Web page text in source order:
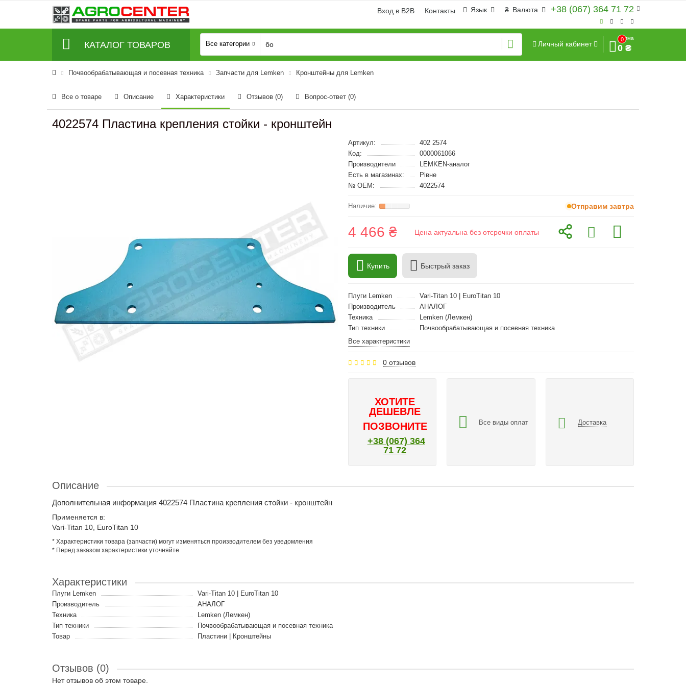
+38 (067) 364 71 72
₴ Валюта
Язык
Вход в B2B Контакты
КАТАЛОГ ТОВАРОВ Все категории Личный кабинет
0
Сумма
0 ₴
Почвообрабатывающая и посевная техника Запчасти для Lemken Кронштейны для Lemken
Все о товаре Описание Характеристики Отзывов (0) Вопрос-ответ (0)
4022574 Пластина крепления стойки - кронштейн
Артикул:
402 2574
Код:
0000061066
Производители
LEMKEN-аналог
Есть в магазинах:
Рівне
№ OEM:
4022574
Отправим завтра
4 466 ₴ Цена актуальна без отсрочки оплаты
Купить Быстрый заказ
Плуги Lemken
Vari-Titan 10 | EuroTitan 10
Производитель
АНАЛОГ
Техника
Lemken (Лемкен)
Тип техники
Почвообрабатывающая и посевная техника
Все характеристики
0 отзывов
ХОТИТЕ
ДЕШЕВЛЕ
ПОЗВОНИТЕ
+38 (067) 364
71 72
Все виды оплат Доставка
Описание
Дополнительная информация 4022574 Пластина крепления стойки - кронштейн
Применяется в:
Vari-Titan 10, EuroTitan 10
* Характеристики товара (запчасти) могут изменяться производителем без уведомления
* Перед заказом характеристики уточняйте
Характеристики
Плуги Lemken
Vari-Titan 10 | EuroTitan 10
Производитель
АНАЛОГ
Техника
Lemken (Лемкен)
Тип техники
Почвообрабатывающая и посевная техника
Товар
Пластини | Кронштейны
Отзывов (0)
Нет отзывов об этом товаре.